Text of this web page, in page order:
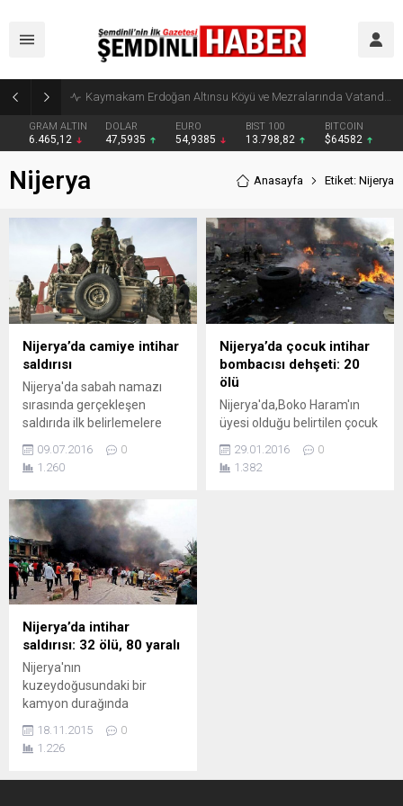
Kaymakam Erdoğan Altınsu Köyü ve Mezralarında Vatandaşlarla Buluştu
GRAM ALTIN
6.465,12
DOLAR
47,5935
EURO
54,9385
BIST 100
13.798,82
BITCOIN
$64582
Nijerya Anasayfa Etiket: Nijerya
Nijerya’da camiye intihar
saldırısı
Nijerya'da sabah namazı
sırasında gerçekleşen
saldırıda ilk belirlemelere
Nijerya'nın Damboa
kentinde bu sabah iki canlı
Saldırılarda ilk belirlemelere
göre altı kişi yaşamını yitirdi.
Canlı bombalardan biri
kentteki merkez camiye
girmeye çalışırken, güvenlik
görevlileri tarafından fark
edildi. Bir ordu sözcüsü,
saldırganın bunun üzerine...
09.07.2016
0
1.260
Nijerya’da çocuk intihar
bombacısı dehşeti: 20
ölü
Nijerya'da,Boko Haram'ın
üyesi olduğu belirtilen çocuk
bombacısı en az 20 kişiyi
öldürdü. Nigeria News ve
29.01.2016
0
1.382
Nijerya’da intihar
saldırısı: 32 ölü, 80 yaralı
Nijerya'nın
kuzeydoğusundaki bir
kamyon durağında
saldırısında en az 32 kişi
öldü, 80 kişi yaralandı.
18.11.2015
0
1.226